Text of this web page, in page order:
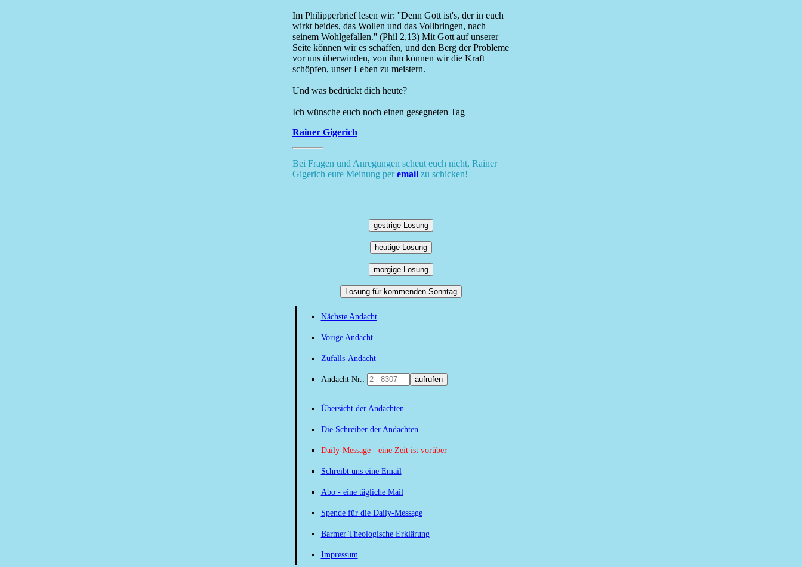
Im Philipperbrief lesen wir: ''Denn Gott ist's, der in euch
wirkt beides, das Wollen und das Vollbringen, nach
seinem Wohlgefallen.'' (Phil 2,13) Mit Gott auf unserer
Seite können wir es schaffen, und den Berg der Probleme
vor uns überwinden, von ihm können wir die Kraft
schöpfen, unser Leben zu meistern.
Und was bedrückt dich heute?
Ich wünsche euch noch einen gesegneten Tag
Rainer Gigerich
Bei Fragen und Anregungen scheut euch nicht, Rainer
Gigerich eure Meinung peremailzu schicken!
gestrige Losung
heutige Losung
morgige Losung
Losung für kommenden Sonntag
Nächste Andacht
Vorige Andacht
Zufalls-Andacht
Andacht Nr.: aufrufen
Übersicht der Andachten
Die Schreiber der Andachten
Daily-Message - eine Zeit ist vorüber
Schreibt uns eine Email
Abo - eine tägliche Mail
Spende für die Daily-Message
Barmer Theologische Erklärung
Impressum